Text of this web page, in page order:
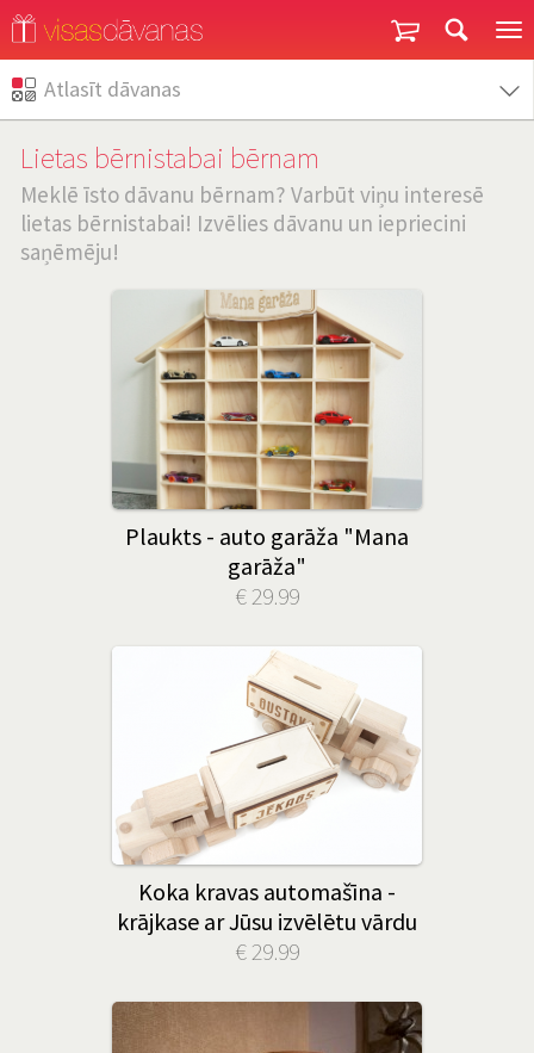
Atlasīt dāvanas
Lietas bērnistabai bērnam
Meklē īsto dāvanu bērnam? Varbūt viņu interesē
lietas bērnistabai! Izvēlies dāvanu un iepriecini
saņēmēju!
Plaukts - auto garāža "Mana
garāža"
€ 29.99
Koka kravas automašīna -
krājkase ar Jūsu izvēlētu vārdu
€ 29.99